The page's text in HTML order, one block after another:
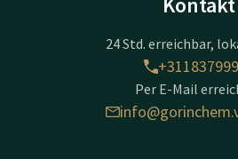
24 Std. erreichbar,
Per E-Mail